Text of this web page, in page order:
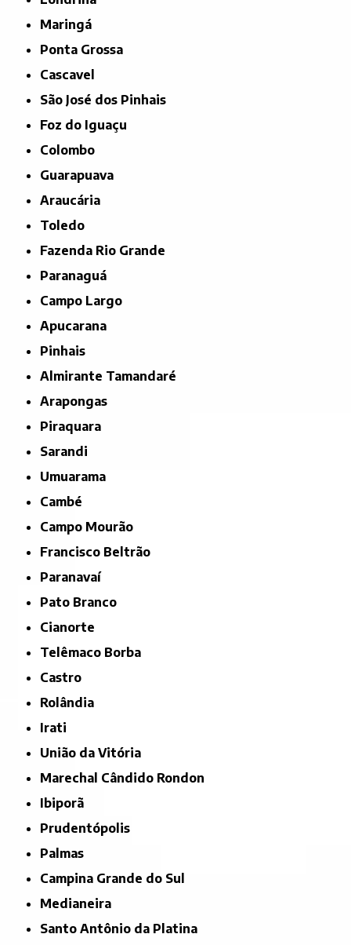
Maringá
Ponta Grossa
Cascavel
São José dos Pinhais
Foz do Iguaçu
Colombo
Guarapuava
Araucária
Toledo
Fazenda Rio Grande
Paranaguá
Campo Largo
Apucarana
Pinhais
Almirante Tamandaré
Arapongas
Piraquara
Sarandi
Umuarama
Cambé
Campo Mourão
Francisco Beltrão
Paranavaí
Pato Branco
Cianorte
Telêmaco Borba
Castro
Rolândia
Irati
União da Vitória
Marechal Cândido Rondon
Ibiporã
Prudentópolis
Palmas
Campina Grande do Sul
Medianeira
Santo Antônio da Platina